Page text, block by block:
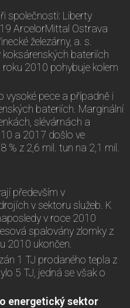
společnosti: Liberty
ArcelorMittal Ostrava
železárny, a. s.
koksárenských bateriích
2010 pohybuje kolem
vysoké pece a případně i
bateriích. Marginální
slévárnách a
a 2017 došlo ve
z 2,6 mil. tun na 2,1 mil.
především v
v sektoru služeb. K
v roce 2010
spalovány zlomky z
2010 ukončen.
1 TJ prodaného tepla z
5 TJ, jedná se však o
energetický sektor